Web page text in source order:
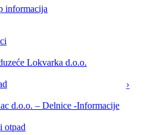
informacija
Lokvarka d.o.o.
d.o.o. – Delnice -Informacije
otpad